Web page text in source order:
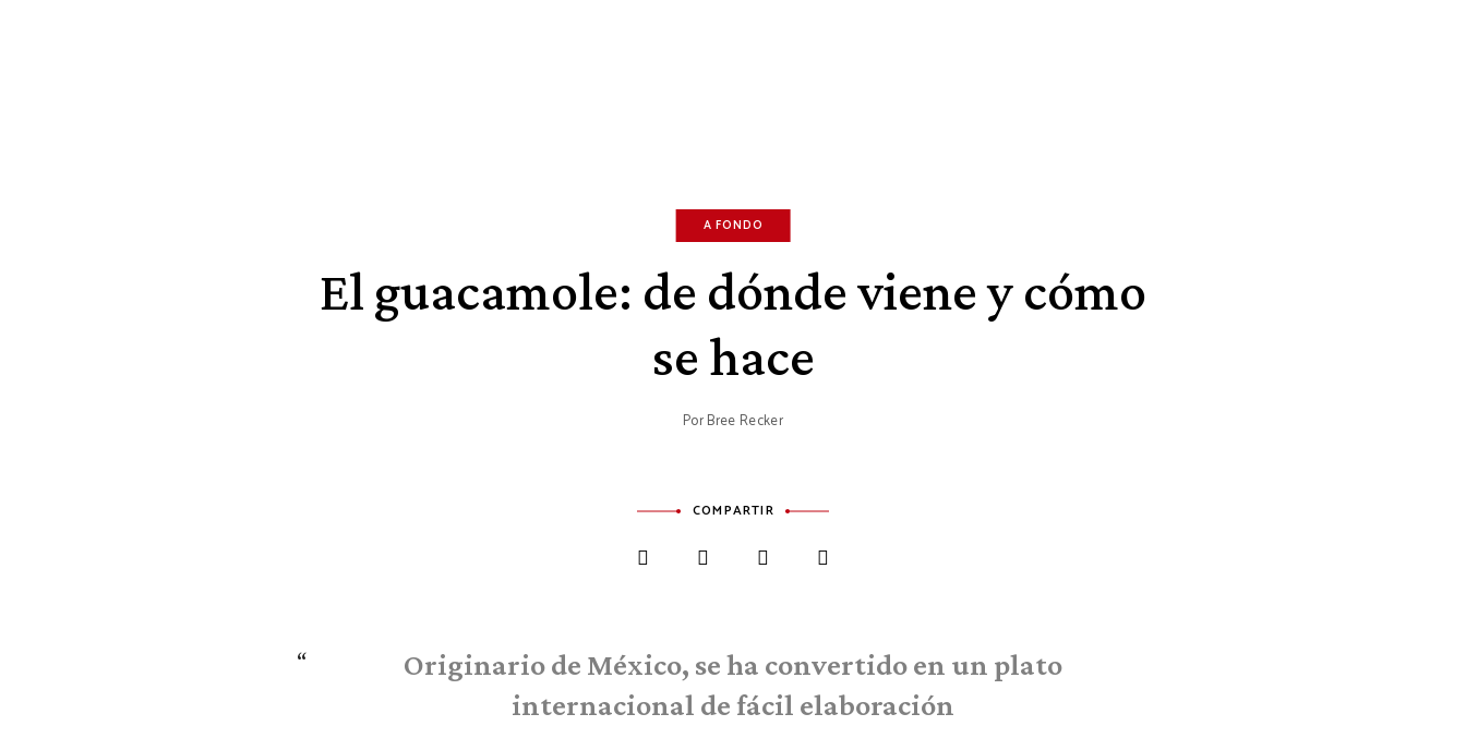
A FONDO
El guacamole: de dónde viene y cómo
se hace
PorBree Recker
COMPARTIR
Originario de México, se ha convertido en un plato
internacional de fácil elaboración